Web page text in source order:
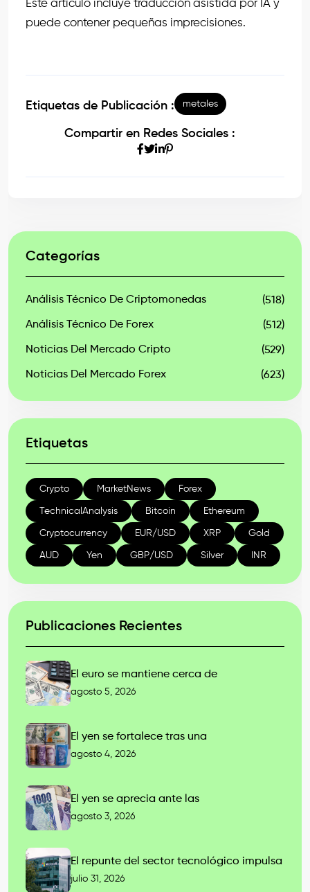
Este artículo incluye traducción asistida por IA y
puede contener pequeñas imprecisiones.
Etiquetas de Publicación : metales
Compartir en Redes Sociales :
Categorías
Análisis Técnico De Criptomonedas (518)
Análisis Técnico De Forex (512)
Noticias Del Mercado Cripto (529)
Noticias Del Mercado Forex (623)
Etiquetas
Crypto MarketNews Forex
TechnicalAnalysis Bitcoin Ethereum
Cryptocurrency EUR/USD XRP Gold
AUD Yen GBP/USD Silver INR
Publicaciones Recientes
El euro se mantiene cerca de
agosto 5, 2026
El yen se fortalece tras una
agosto 4, 2026
El yen se aprecia ante las
agosto 3, 2026
El repunte del sector tecnológico impulsa
julio 31, 2026